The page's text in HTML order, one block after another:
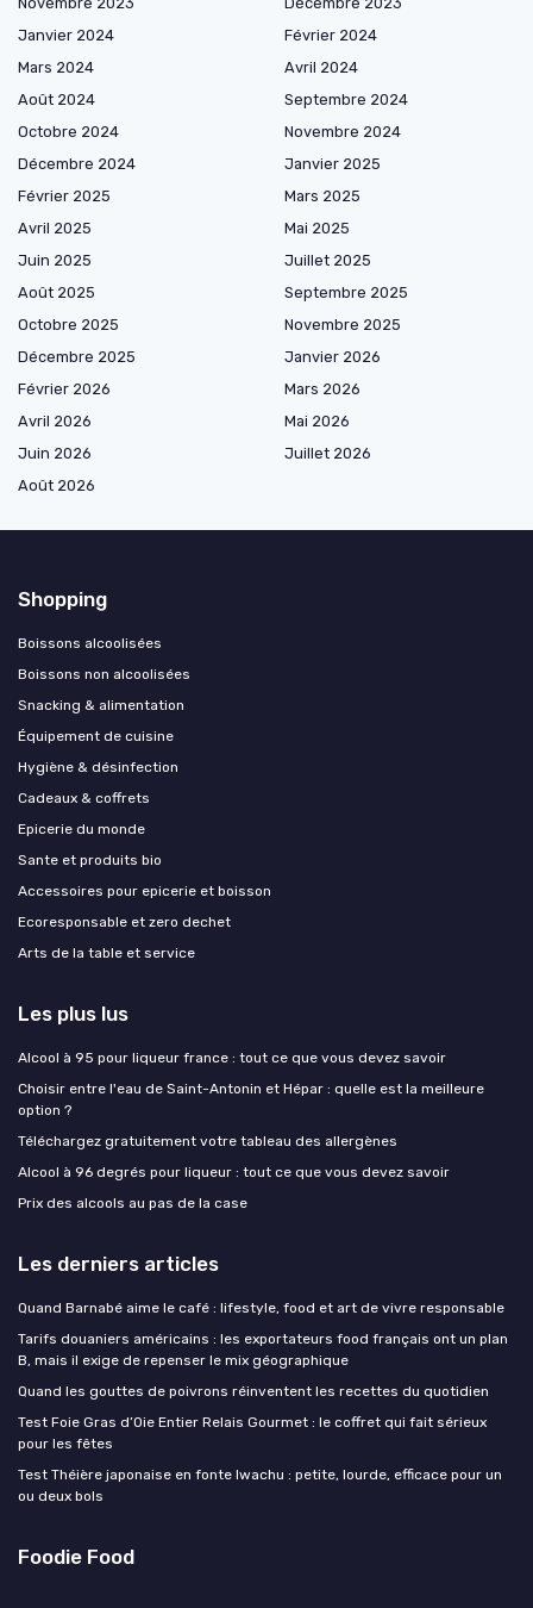
Janvier 2024
Février 2024
Mars 2024
Avril 2024
Août 2024
Septembre 2024
Octobre 2024
Novembre 2024
Décembre 2024
Janvier 2025
Février 2025
Mars 2025
Avril 2025
Mai 2025
Juin 2025
Juillet 2025
Août 2025
Septembre 2025
Octobre 2025
Novembre 2025
Décembre 2025
Janvier 2026
Février 2026
Mars 2026
Avril 2026
Mai 2026
Juin 2026
Juillet 2026
Août 2026
Shopping
Boissons alcoolisées
Boissons non alcoolisées
Snacking & alimentation
Équipement de cuisine
Hygiène & désinfection
Cadeaux & coffrets
Epicerie du monde
Sante et produits bio
Accessoires pour epicerie et boisson
Ecoresponsable et zero dechet
Arts de la table et service
Les plus lus
Alcool à 95 pour liqueur france : tout ce que vous devez savoir
Choisir entre l'eau de Saint-Antonin et Hépar : quelle est la meilleure
option ?
Téléchargez gratuitement votre tableau des allergènes
Alcool à 96 degrés pour liqueur : tout ce que vous devez savoir
Prix des alcools au pas de la case
Les derniers articles
Quand Barnabé aime le café : lifestyle, food et art de vivre responsable
Tarifs douaniers américains : les exportateurs food français ont un plan
B, mais il exige de repenser le mix géographique
Quand les gouttes de poivrons réinventent les recettes du quotidien
Test Foie Gras d’Oie Entier Relais Gourmet : le coffret qui fait sérieux
pour les fêtes
Test Théière japonaise en fonte Iwachu : petite, lourde, efficace pour un
ou deux bols
Foodie Food